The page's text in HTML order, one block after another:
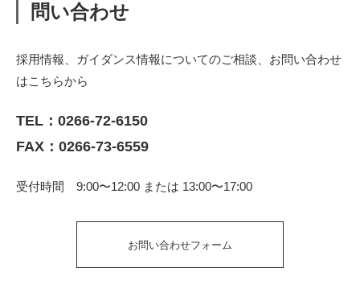
問い合わせ
採用情報、ガイダンス情報についてのご相談、お問い合わせ
はこちらから
TEL： 0266-72-6150
FAX：0266-73-6559
受付時間 9:00〜12:00 または 13:00〜17:00
お問い合わせフォーム